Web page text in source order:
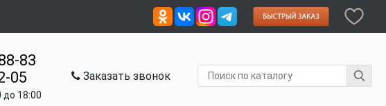
83
05
до 18:00
Заказать звонок